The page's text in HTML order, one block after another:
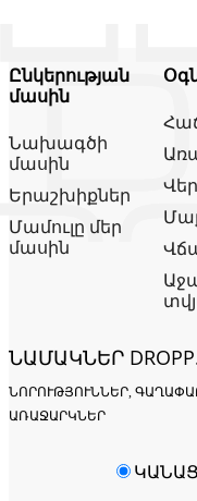
Ընկերության
մասին
Նախագծի
մասին
Երաշխիքներ
Մամուլը մեր
մասին
ՆԱՄԱԿՆԵՐ
ՆՈՐՈՒԹՅՈՒՆՆԵՐ,
ՌԱՋԱՐԿՆԵՐ